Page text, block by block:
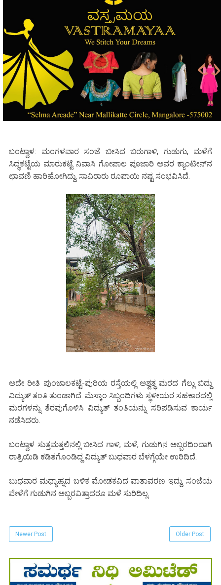
ಬಂಟ್ವಾಳ: ಮಂಗಳವಾರ ಸಂಜೆ ಬೀಸಿದ ಬಿರುಗಾಳಿ, ಗುಡುಗು, ಮಳೆಗೆ
ಸಿದ್ಧಕಟ್ಟೆಯ ಮಾರುಕಟ್ಟೆ ನಿವಾಸಿ ಗೋಪಾಲ ಪೂಜಾರಿ ಅವರ ಕ್ಯಾಂಟೀನ್‌ನ
ಛಾವಣಿ ಹಾರಿಹೋಗಿದ್ದು, ಸಾವಿರಾರು ರೂಪಾಯಿ ನಷ್ಟ ಸಂಭವಿಸಿದೆ.
ಅದೇ ರೀತಿ ಪುಂಜಾಲಕಟ್ಟೆ-ಪುರಿಯ ರಸ್ತೆಯಲ್ಲಿ ಅಶ್ವತ್ಥ ಮರದ ಗೆಲ್ಲು ಬಿದ್ದು
ವಿದ್ಯುತ್ ತಂತಿ ತುಂಡಾಗಿದೆ. ಮೆಸ್ಕಾಂ ಸಿಬ್ಬಂದಿಗಳು ಸ್ಥಳೀಯರ ಸಹಕಾರದಲ್ಲಿ
ಮರಗಳನ್ನು ತೆರವುಗೊಳಿಸಿ ವಿದ್ಯುತ್ ತಂತಿಯನ್ನು ಸರಿಪಡಿಸುವ ಕಾರ್ಯ
ನಡೆಸಿದರು.
ಬಂಟ್ವಾಳ ಸುತ್ತಮತ್ತಲಿನಲ್ಲಿ ಬೀಸಿದ ಗಾಳಿ, ಮಳೆ, ಗುಡುಗಿನ ಅಬ್ಬರದಿಂದಾಗಿ
ರಾತ್ರಿಯಿಡಿ ಕಡಿತಗೊಂಡಿದ್ದ ವಿದ್ಯುತ್ ಬುಧವಾರ ಬೆಳಗ್ಗೆಯೇ ಉರಿದಿದೆ.
ಬುಧವಾರ ಮಧ್ಯಾಹ್ನದ ಬಳಿಕ ಮೋಡಕವಿದ ವಾತಾವರಣ ಇದ್ದು, ಸಂಜೆಯ
ವೇಳೆಗೆ ಗುಡುಗಿನ ಅಬ್ಬರವಿತ್ತಾದರೂ ಮಳೆ ಸುರಿದಿಲ್ಲ.
Newer Post Older Post